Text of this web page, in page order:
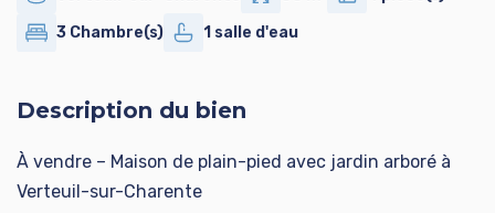
3 Chambre(s) 1 salle d'eau
Description du bien
À vendre – Maison de plain-pied avec jardin arboré à
Verteuil-sur-Charente